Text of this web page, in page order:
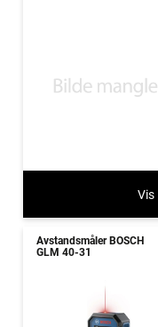
Vis
Avstandsmåler BOSCH
GLM 40-31